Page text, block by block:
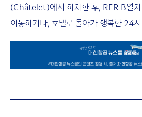
(Châtelet)에서 하차한 후, RER B열차
이동하거나, 호텔로 돌아가 행복한 24